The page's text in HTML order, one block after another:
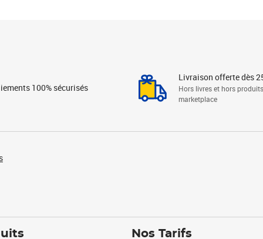
100% sécurisés
Livraison offerte dès
Hors livres et hors produits
marketplace
Nos Tarifs